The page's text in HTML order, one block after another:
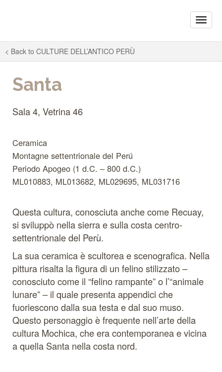
Toggle
< Back to CULTURE DELL’ANTICO PERÙ
Santa
Sala 4, Vetrina 46
Ceramica
Montagne settentrionale del Perú
Periodo Apogeo (1 d.C. – 800 d.C.)
ML010883, ML013682, ML029695, ML031716
Questa cultura, conosciuta anche come Recuay,
si sviluppò nella sierra e sulla costa centro-
settentrionale del Perù.
La sua ceramica è scultorea e scenografica. Nella
pittura risalta la figura di un felino stilizzato –
conosciuto come il “felino rampante” o l’“animale
lunare” – il quale presenta appendici che
fuoriescono dalla sua testa e dal suo muso.
Questo personaggio è frequente nell’arte della
cultura Mochica, che era contemporanea e vicina
a quella Santa nella costa nord.